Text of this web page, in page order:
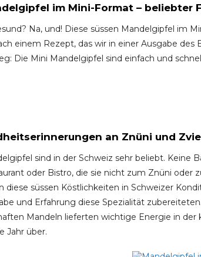
im Mini-Format – beliebter
Na, und! Diese süssen Mandelgipfel im
einem Rezept, das wir in einer Ausgabe
Die Mini Mandelgipfel sind einfach und
an Znüni und
sind in der Schweiz sehr beliebt. Keine
oder Bistro, die sie nicht zum Znüni oder
diese süssen Köstlichkeiten in Schweizer
und Erfahrung diese Spezialität
Mandeln lieferten wichtige Energie in
Jahr über.